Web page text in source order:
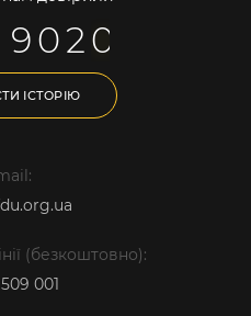
9020
ІСТОРІЮ
(безкоштовно):
001